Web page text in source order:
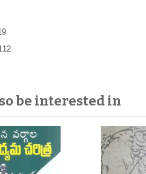
be interested in